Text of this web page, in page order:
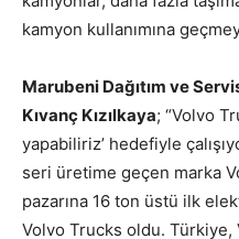
kamyon kullanımına
Marubeni Dağıtım ve
Kıvanç Kızılkaya; “Volvo
yapabiliriz’ hedefiyle
seri üretime geçen marka
pazarına 16 ton üstü ilk
Volvo Trucks oldu. Türkiye,